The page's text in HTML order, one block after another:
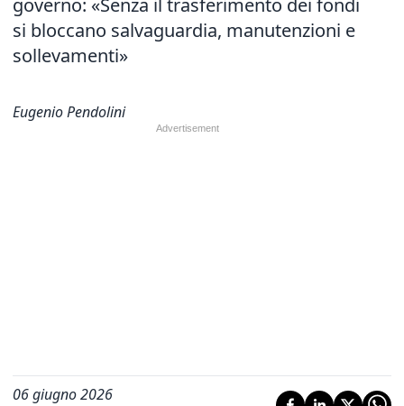
governo: «Senza il trasferimento dei fondi
si bloccano salvaguardia, manutenzioni e
sollevamenti»
Eugenio Pendolini
06 giugno 2026